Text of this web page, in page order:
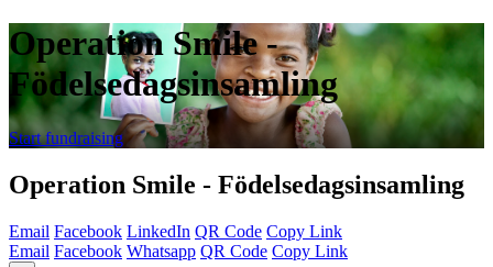
Operation Smile -
Födelsedagsinsamling
Start fundraising
Operation Smile - Födelsedagsinsamling
Email Facebook LinkedIn QR Code Copy Link
Email Facebook Whatsapp QR Code Copy Link